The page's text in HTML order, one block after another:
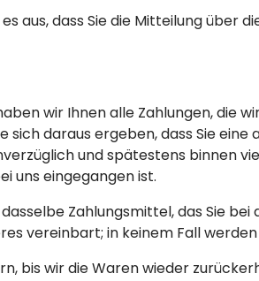
aus, dass Sie die Mitteilung über
wir Ihnen alle Zahlungen, die
sich daraus ergeben, dass Sie
und spätestens binnen
uns eingegangen ist.
Zahlungsmittel, das Sie
vereinbart; in keinem Fall
bis wir die Waren wieder